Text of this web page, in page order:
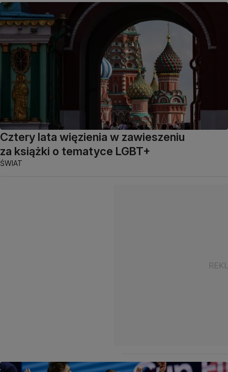
Cztery lata więzienia w zawieszeniu
za książki o tematyce LGBT+
ŚWIAT